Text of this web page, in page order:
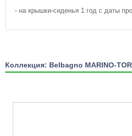
- на крышки-сиденья 1 год с даты
Коллекция: Belbagno MARINO-TOR